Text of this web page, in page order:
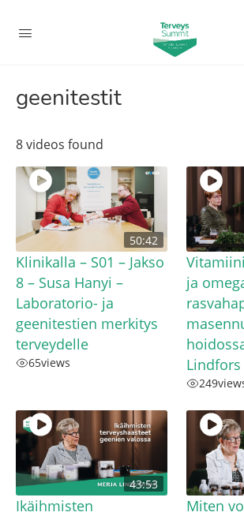
geenitestit
8 videos found
50:42
Klinikalla – S01 – Jakso
8 – Susa Hanyi –
Laboratorio- ja
geenitestien merkitys
terveydelle
65views
ja
Lindfors
249
43:53
Ikäihmisten
Miten